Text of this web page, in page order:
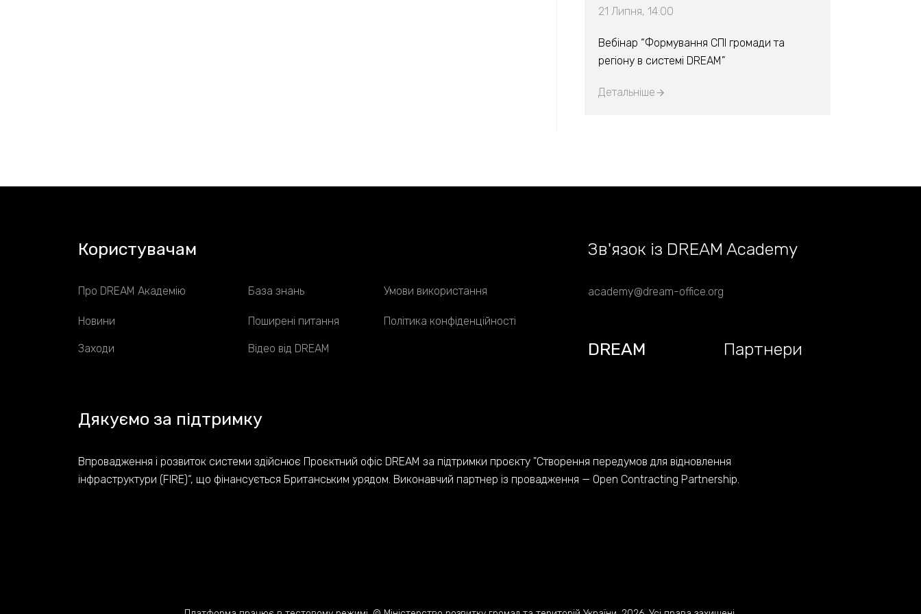
21 Липня, 14:00
Вебінар “Формування СПІ громади та
регіону в системі DREAM”
Детальніше
Користувачам
Про DREAM Академію
Новини
Умови використання
Політика конфіденційності
Заходи
База знань
Поширені питання
Відео від DREAM
academy@dream-office.org
Дякуємо за підтримку
Партнери
DREAM
Зв'язок із DREAM Academy
Впровадження і розвиток системи здійснює Проєктний офіс DREAM за підтримки проєкту "Створення передумов для відновлення
інфраструктури (FIRE)“, що фінансується Британським урядом. Виконавчий партнер із провадження — Open Contracting Partnership.